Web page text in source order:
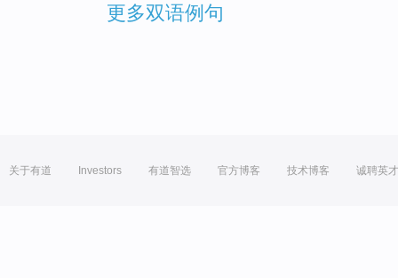
更多双语例句
关于有道 Investors 有道智选 官方博客 技术博客 诚聘英才